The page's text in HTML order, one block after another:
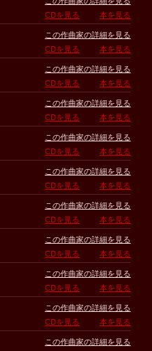
CDを見る
本を見る
この作曲家の詳細を見る
CDを見る
本を見る
この作曲家の詳細を見る
CDを見る
本を見る
この作曲家の詳細を見る
CDを見る
本を見る
この作曲家の詳細を見る
CDを見る
本を見る
この作曲家の詳細を見る
CDを見る
本を見る
この作曲家の詳細を見る
CDを見る
本を見る
この作曲家の詳細を見る
CDを見る
本を見る
この作曲家の詳細を見る
CDを見る
本を見る
この作曲家の詳細を見る
CDを見る
本を見る
この作曲家の詳細を見る